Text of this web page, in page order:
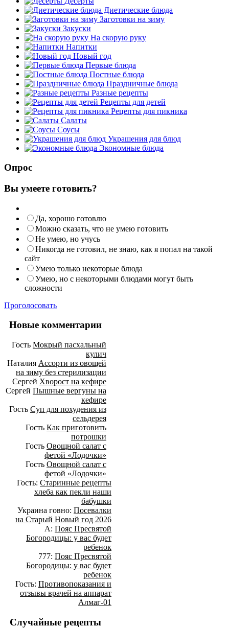
Диетические блюда
Заготовки на зиму
Закуски
На скорую руку
Напитки
Новый год
Первые блюда
Постные блюда
Праздничные блюда
Разные рецепты
Рецепты для детей
Рецепты для пикника
Салаты
Соусы
Украшения для блюд
Экономные блюда
Опрос
Вы умеете готовить?
Да, хорошо готовлю
Можно сказать, что не умею готовить
Не умею, но учусь
Никогда не готовил, не знаю, как я попал на такой
сайт
Умею только некоторые блюда
Умею, но с некоторыми блюдами могут быть
сложности
Проголосовать
Новые комментарии
Гость Мокрый пасхальный
кулич
Наталия Ассорти из овощей
на зиму без стерилизации
Сергей Хворост на кефире
Сергей Пышные вергуны на
кефире
Гость Суп для похудения из
сельдерея
Гость Как приготовить
потрошки
Гость Овощной салат с
фетой «Лодочки»
Гость Овощной салат с
фетой «Лодочки»
Гость: Старинные рецепты
хлеба как пекли наши
бабушки
Украина говно: Посевалки
на Старый Новый год 2026
А: Пояс Пресвятой
Богородицы: у вас будет
ребенок
777: Пояс Пресвятой
Богородицы: у вас будет
ребенок
Гость: Противопоказания и
отзывы врачей на аппарат
Алмаг-01
Случайные рецепты